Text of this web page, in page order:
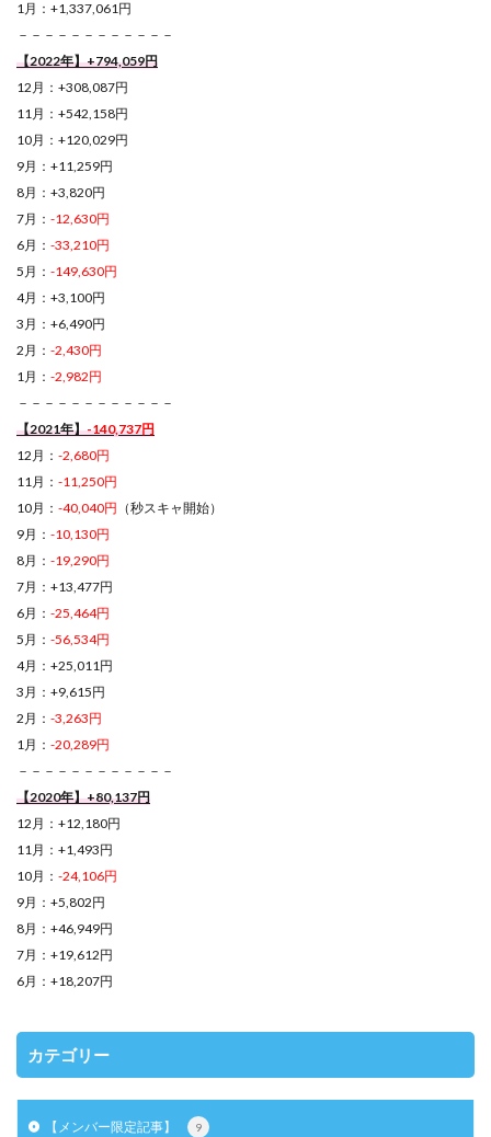
1月：+1,337,061円
－－－－－－－－－－－－
【2022年】+794,059円
12月：+308,087円
11月：+542,158円
10月：+120,029円
9月：+11,259円
8月：+3,820円
7月： -12,630円
6月： -33,210円
5月： -149,630円
4月：+3,100円
3月：+6,490円
2月： -2,430円
1月： -2,982円
－－－－－－－－－－－－
【2021年】-140,737円
12月： -2,680円
11月： -11,250円
10月： -40,040円 （秒スキャ開始）
9月： -10,130円
8月： -19,290円
7月：+13,477円
6月： -25,464円
5月： -56,534円
4月：+25,011円
3月：+9,615円
2月： -3,263円
1月： -20,289円
－－－－－－－－－－－－
【2020年】+80,137円
12月：+12,180円
11月：+1,493円
10月： -24,106円
9月：+5,802円
8月：+46,949円
7月：+19,612円
6月：+18,207円
カテゴリー
【メンバー限定記事】 9